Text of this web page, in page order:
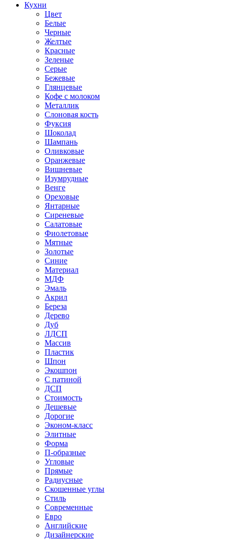
Кухни
Цвет
Белые
Черные
Желтые
Красные
Зеленые
Серые
Бежевые
Глянцевые
Кофе с молоком
Металлик
Слоновая кость
Фуксия
Шоколад
Шампань
Оливковые
Оранжевые
Вишневые
Изумрудные
Венге
Ореховые
Янтарные
Сиреневые
Салатовые
Фиолетовые
Мятные
Золотые
Синие
Материал
МДФ
Эмаль
Акрил
Береза
Дерево
Дуб
ЛДСП
Массив
Пластик
Шпон
Экошпон
С патиной
ДСП
Стоимость
Дешевые
Дорогие
Эконом-класс
Элитные
Форма
П-образные
Угловые
Прямые
Радиусные
Скошенные углы
Стиль
Современные
Евро
Английские
Дизайнерские